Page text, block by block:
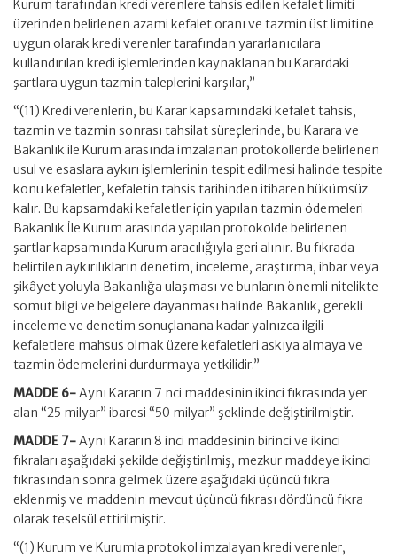
Kurum tarafından kredi verenlere tahsis edilen kefalet limiti
üzerinden belirlenen azami kefalet oranı ve tazmin üst limitine
uygun olarak kredi verenler tarafından yararlanıcılara
kullandırılan kredi işlemlerinden kaynaklanan bu Karardaki
şartlara uygun tazmin taleplerini karşılar,”
“(11) Kredi verenlerin, bu Karar kapsamındaki kefalet tahsis,
tazmin ve tazmin sonrası tahsilat süreçlerinde, bu Karara ve
Bakanlık ile Kurum arasında imzalanan protokollerde belirlenen
usul ve esaslara aykırı işlemlerinin tespit edilmesi halinde tespite
konu kefaletler, kefaletin tahsis tarihinden itibaren hükümsüz
kalır. Bu kapsamdaki kefaletler için yapılan tazmin ödemeleri
Bakanlık İle Kurum arasında yapılan protokolde belirlenen
şartlar kapsamında Kurum aracılığıyla geri alınır. Bu fıkrada
belirtilen aykırılıkların denetim, inceleme, araştırma, ihbar veya
şikâyet yoluyla Bakanlığa ulaşması ve bunların önemli nitelikte
somut bilgi ve belgelere dayanması halinde Bakanlık, gerekli
inceleme ve denetim sonuçlanana kadar yalnızca ilgili
kefaletlere mahsus olmak üzere kefaletleri askıya almaya ve
tazmin ödemelerini durdurmaya yetkilidir.”
MADDE 6-Aynı Kararın 7 nci maddesinin ikinci fıkrasında yer
alan “25 milyar” ibaresi “50 milyar” şeklinde değiştirilmiştir.
MADDE 7-Aynı Kararın 8 inci maddesinin birinci ve ikinci
fıkraları aşağıdaki şekilde değiştirilmiş, mezkur maddeye ikinci
fıkrasından sonra gelmek üzere aşağıdaki üçüncü fıkra
eklenmiş ve maddenin mevcut üçüncü fıkrası dördüncü fıkra
olarak teselsül ettirilmiştir.
“(1) Kurum ve Kurumla protokol imzalayan kredi verenler,